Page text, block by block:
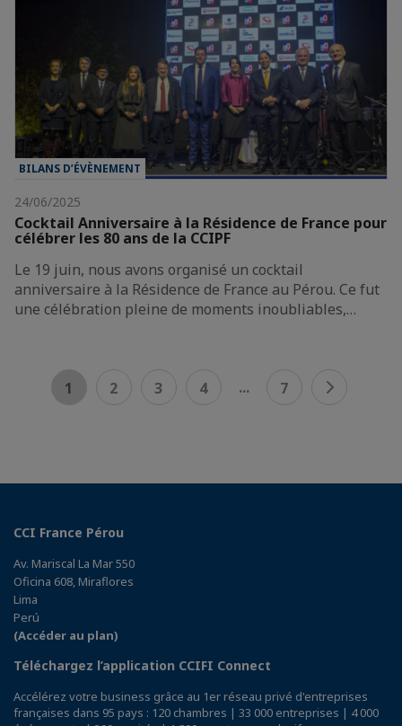
BILANS D’ÉVÈNEMENT
24/06/2025
Cocktail Anniversaire à la Résidence de France pour
célébrer les 80 ans de la CCIPF
Le 19 juin, nous avons organisé un cocktail
anniversaire à la Résidence de France au Pérou. Ce fut
une célébration pleine de moments inoubliables,…
1 2 3 4 ... 7
CCI France Pérou
Av. Mariscal La Mar 550
Oficina 608, Miraflores
Lima
Perú
(Accéder au plan)
Téléchargez l’application CCIFI Connect
Accélérez votre business grâce au 1er réseau privé d'entreprises
françaises dans 95 pays : 120 chambres | 33 000 entreprises | 4 000